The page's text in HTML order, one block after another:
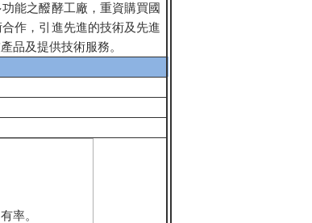
能之醱酵工廠，重資購買國
作，引進先進的技術及先進
品及提供技術服務。
率。